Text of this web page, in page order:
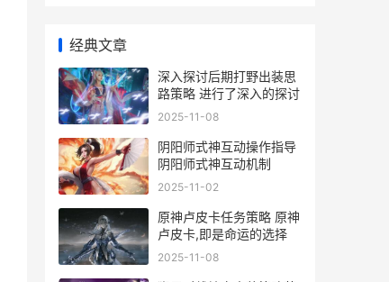
经典文章
深入探讨后期打野出装思
路策略 进行了深入的探讨
2025-11-08
阴阳师式神互动操作指导
阴阳师式神互动机制
2025-11-02
原神卢皮卡任务策略 原神
卢皮卡,即是命运的选择
2025-11-08